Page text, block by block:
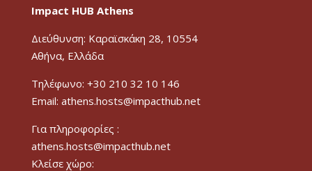
Impact HUB Athens
Διεύθυνση: Καραϊσκάκη 28, 10554
Αθήνα, Ελλάδα
Τηλέφωνο: +30 210 32 10 146
Email: athens.hosts@impacthub.net
Για πληροφορίες :
athens.hosts@impacthub.net
Κλείσε χώρο: